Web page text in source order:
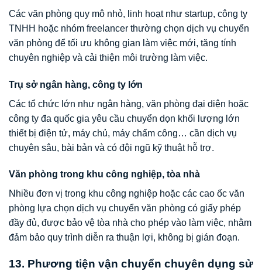
Các văn phòng quy mô nhỏ, linh hoạt như startup, công ty
TNHH hoặc nhóm freelancer thường chọn dịch vụ chuyển
văn phòng để tối ưu không gian làm việc mới, tăng tính
chuyên nghiệp và cải thiện môi trường làm việc.
Trụ sở ngân hàng, công ty lớn
Các tổ chức lớn như ngân hàng, văn phòng đại diện hoặc
công ty đa quốc gia yêu cầu chuyển dọn khối lượng lớn
thiết bị điện tử, máy chủ, máy chấm công… cần dịch vụ
chuyên sâu, bài bản và có đội ngũ kỹ thuật hỗ trợ.
Văn phòng trong khu công nghiệp, tòa nhà
Nhiều đơn vị trong khu công nghiệp hoặc các cao ốc văn
phòng lựa chọn dịch vụ chuyển văn phòng có giấy phép
đầy đủ, được bảo vệ tòa nhà cho phép vào làm việc, nhằm
đảm bảo quy trình diễn ra thuận lợi, không bị gián đoạn.
13. Phương tiện vận chuyển chuyên dụng sử